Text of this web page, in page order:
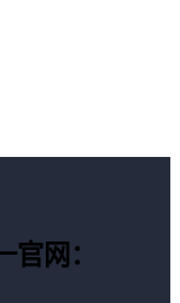
网：